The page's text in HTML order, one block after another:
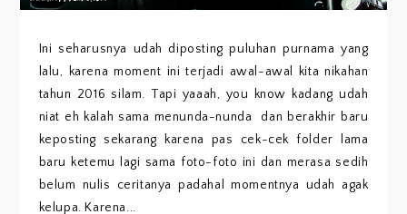
Ini seharusnya udah diposting puluhan purnama yang
lalu, karena moment ini terjadi awal-awal kita nikahan
tahun 2016 silam. Tapi yaaah, you know kadang udah
niat eh kalah sama menunda-nunda dan berakhir baru
keposting sekarang karena pas cek-cek folder lama
baru ketemu lagi sama foto-foto ini dan merasa sedih
belum nulis ceritanya padahal momentnya udah agak
kelupa. Karena...